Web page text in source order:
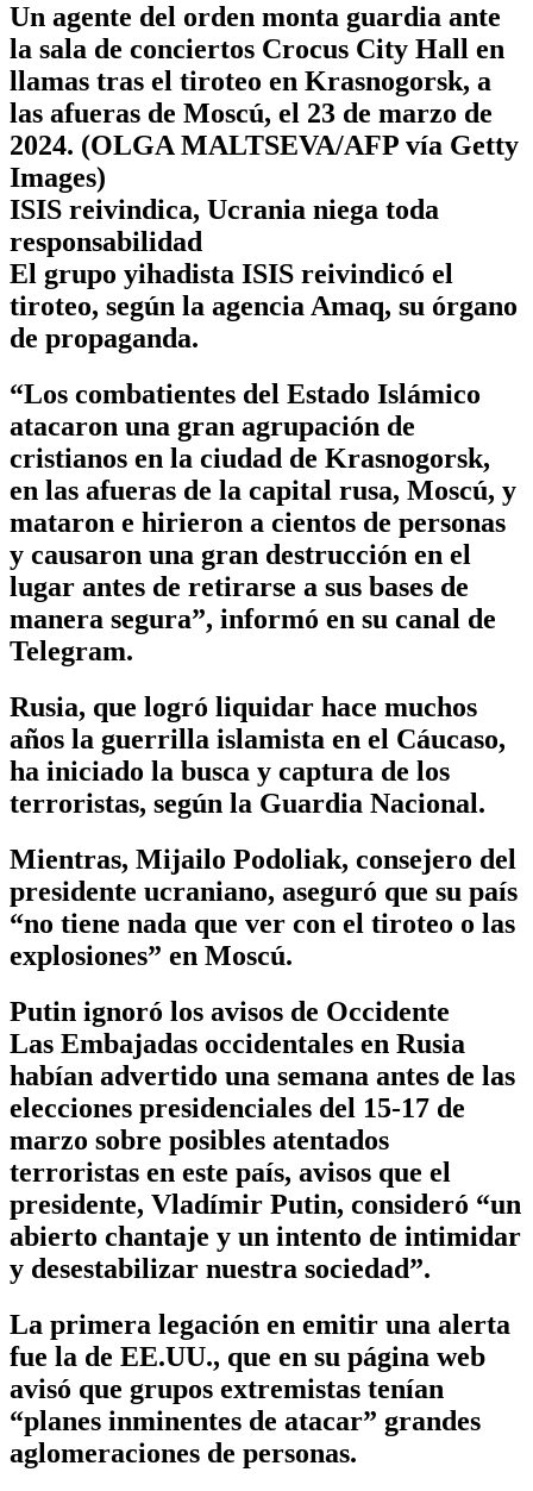
Un agente del orden monta guardia ante
la sala de conciertos Crocus City Hall en
llamas tras el tiroteo en Krasnogorsk, a
las afueras de Moscú, el 23 de marzo de
2024. (OLGA MALTSEVA/AFP vía Getty
Images)
ISIS reivindica, Ucrania niega toda
responsabilidad
El grupo yihadista ISIS reivindicó el
tiroteo, según la agencia Amaq, su órgano
de propaganda.
“Los combatientes del Estado Islámico
atacaron una gran agrupación de
cristianos en la ciudad de Krasnogorsk,
en las afueras de la capital rusa, Moscú, y
mataron e hirieron a cientos de personas
y causaron una gran destrucción en el
lugar antes de retirarse a sus bases de
manera segura”, informó en su canal de
Telegram.
Rusia, que logró liquidar hace muchos
años la guerrilla islamista en el Cáucaso,
ha iniciado la busca y captura de los
terroristas, según la Guardia Nacional.
Mientras, Mijailo Podoliak, consejero del
presidente ucraniano, aseguró que su país
“no tiene nada que ver con el tiroteo o las
explosiones” en Moscú.
Putin ignoró los avisos de Occidente
Las Embajadas occidentales en Rusia
habían advertido una semana antes de las
elecciones presidenciales del 15-17 de
marzo sobre posibles atentados
terroristas en este país, avisos que el
presidente, Vladímir Putin, consideró “un
abierto chantaje y un intento de intimidar
y desestabilizar nuestra sociedad”.
La primera legación en emitir una alerta
fue la de EE.UU., que en su página web
avisó que grupos extremistas tenían
“planes inminentes de atacar” grandes
aglomeraciones de personas.